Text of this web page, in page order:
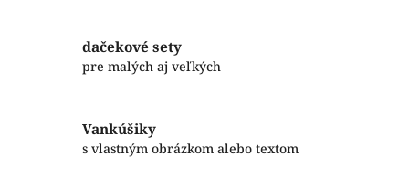
dačekové sety
pre malých aj veľkých
Vankúšiky
s vlastným obrázkom alebo textom